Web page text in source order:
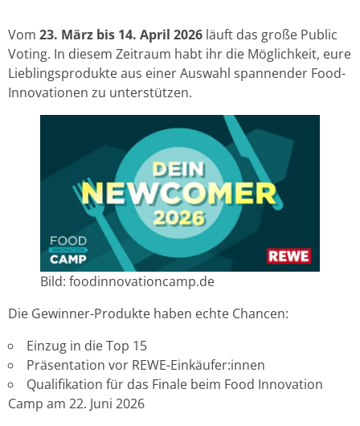
Vom 23. März bis 14. April 2026 läuft das große Public
Voting. In diesem Zeitraum habt ihr die Möglichkeit, eure
Lieblingsprodukte aus einer Auswahl spannender Food-
Innovationen zu unterstützen.
Bild: foodinnovationcamp.de
Die Gewinner-Produkte haben echte Chancen:
Einzug in die Top 15
Präsentation vor REWE-Einkäufer:innen
Qualifikation für das Finale beim Food Innovation
Camp am 22. Juni 2026